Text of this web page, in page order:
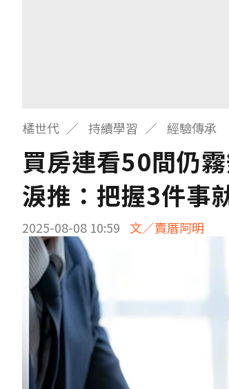
橘世代 持續學習 經驗傳承
買房連看50間仍
淚推：把握3件事
2025-08-08 10:59 文／賣厝阿明